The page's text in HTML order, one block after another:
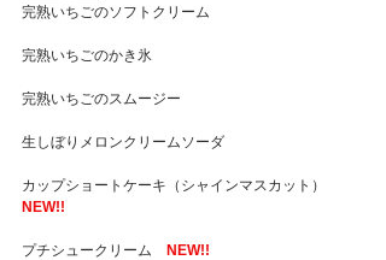
完熟いちごのソフトクリーム
完熟いちごのかき氷
完熟いちごのスムージー
生しぼりメロンクリームソーダ
カップショートケーキ（シャインマスカット）
NEW!!
プチシュークリーム NEW!!